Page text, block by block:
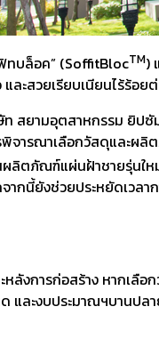
ทบล็อค” (SoffitBlocTM)
ละสวยเรียบเนียนไร้ร้อย
สยามอุตสาหกรรม ยิปซั
พิจารณาเลือกวัสดุและ
ลิตภัณฑ์แผ่นฝ้าชายรุ่นใ
กนี้ยังช่วยประหยัดเวลา
การก่อสร้าง หากเลือก
และงบประมาณฯบานป